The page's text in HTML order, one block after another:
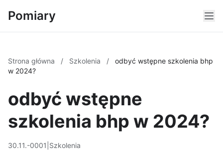
Pomiary
Strona główna / Szkolenia /
odbyć wstępne szkolenia bhp
w 2024?
odbyć wstępne
szkolenia bhp w 2024?
30.11.-0001 Szkolenia